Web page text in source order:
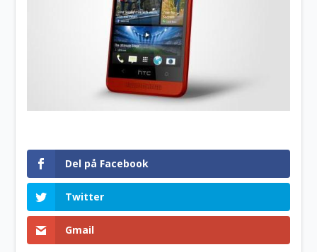
Del på Facebook
Twitter
Gmail